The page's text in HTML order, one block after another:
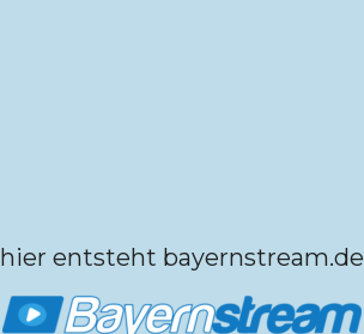
hier entsteht bayernstream.de